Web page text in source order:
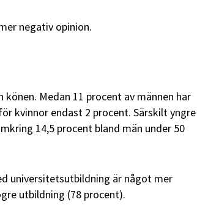
negativ opinion.
Medan 11 procent av männen har
kvinnor endast 2 procent. Särskilt yngre
14,5 procent bland män under 50
universitetsutbildning är något mer
utbildning (78 procent).